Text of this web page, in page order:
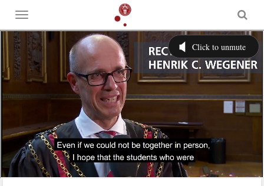
Toggle
menu